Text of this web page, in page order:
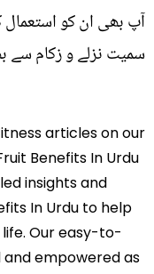
آپ بھی ان کو
سمیت نزلے و زکام
articles on our
Benefits In Urdu
insights and
In Urdu to help
Our easy-to-
empowered as